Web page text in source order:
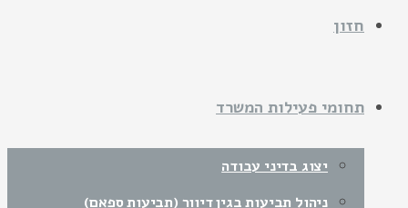
חזון
תחומי פעילות המשרד
יצוג בדיני עבודה
ניהול תביעות בגין דיוור (תביעות ספאם)